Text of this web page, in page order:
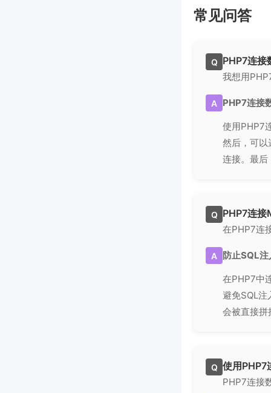
常见问答
Q PHP7连接
我想用
A PHP7连接
使用PHP7
然后，可
连接。最后
Q PHP7连接
在PHP7连
A 防止SQL
在PHP7中
避免SQL注
会被直接拼
Q 使用PHP7
PHP7连接